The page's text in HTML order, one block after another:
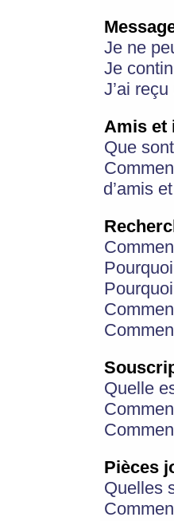
Je ne
Je
J’ai
Amis et
Que
d’amis
Quelle
Pièces
Quelles